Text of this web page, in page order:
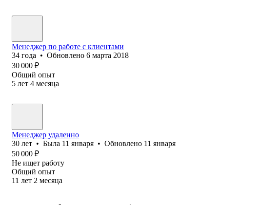
Менеджер по работе с клиентами
34 года • Обновлено 6 марта 2018
30 000 ₽
Общий опыт
5 лет 4 месяца
Менеджер удаленно
30 лет • Была 11 января • Обновлено 11 января
50 000 ₽
Не ищет работу
Общий опыт
11 лет 2 месяца